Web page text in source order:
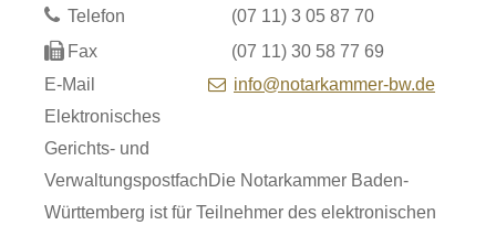
Telefon (07 11) 3 05 87 70
Fax
(07 11) 30 58 77 69
E-Mail
info@notarkammer-bw.de
Elektronisches
Gerichts- und
VerwaltungspostfachDie Notarkammer Baden-
Württemberg ist für Teilnehmer des elektronischen